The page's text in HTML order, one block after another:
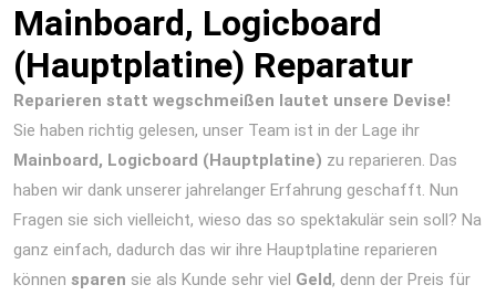
Mainboard, Logicboard
(Hauptplatine) Reparatur
Reparieren statt wegschmeißen lautet unsere Devise!
Sie haben richtig gelesen, unser Team ist in der Lage ihr
Mainboard, Logicboard (Hauptplatine) zu reparieren. Das
haben wir dank unserer jahrelanger Erfahrung geschafft. Nun
Fragen sie sich vielleicht, wieso das so spektakulär sein soll? Na
ganz einfach, dadurch das wir ihre Hauptplatine reparieren
können sparen sie als Kunde sehr viel Geld, denn der Preis für